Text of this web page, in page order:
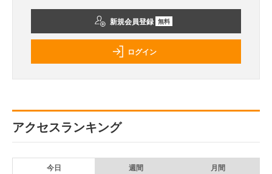
新規会員登録 無料
ログイン
アクセスランキング
今日 週間 月間